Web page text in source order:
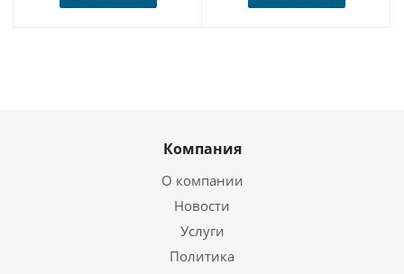
Компания
О компании
Новости
Услуги
Политика